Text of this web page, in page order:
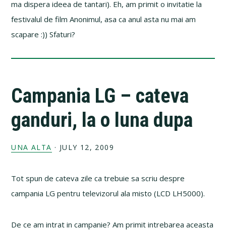
ma dispera ideea de tantari). Eh, am primit o invitatie la
festivalul de film Anonimul, asa ca anul asta nu mai am
scapare :)) Sfaturi?
Campania LG – cateva
ganduri, la o luna dupa
UNA ALTA · JULY 12, 2009
Tot spun de cateva zile ca trebuie sa scriu despre
campania LG pentru televizorul ala misto (LCD LH5000).
De ce am intrat in campanie? Am primit intrebarea aceasta